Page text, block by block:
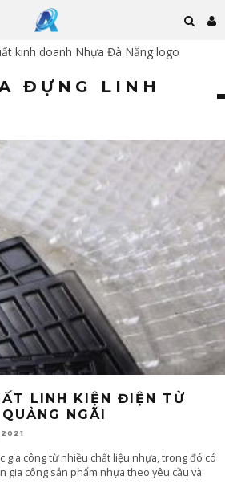
ĐỰNG LINH
LINH KIỆN ĐIỆN TỬ
NGÃI
gia công từ nhiều chất liệu nhựa, trong đó có
gia công sản phẩm nhựa theo yêu cầu và